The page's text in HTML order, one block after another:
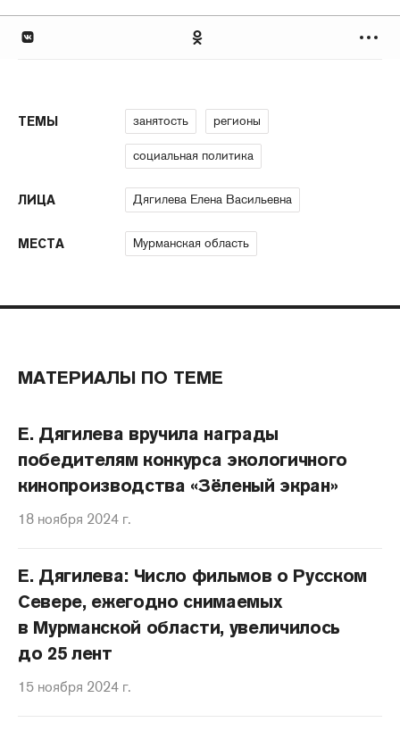
ТЕМЫ занятость регионы
социальная политика
ЛИЦА Дягилева Елена Васильевна
МЕСТА Мурманская область
МАТЕРИАЛЫ ПО ТЕМЕ
Е. Дягилева вручила награды
победителям конкурса экологичного
кинопроизводства «Зёленый экран»
18 ноября 2024 г.
Е. Дягилева: Число фильмов о Русском
Севере, ежегодно снимаемых
в Мурманской области, увеличилось
до 25 лент
15 ноября 2024 г.